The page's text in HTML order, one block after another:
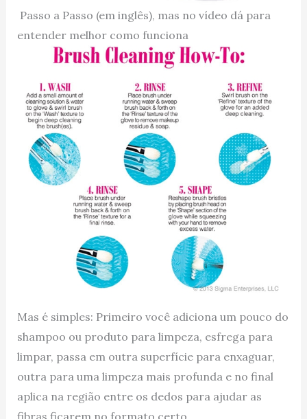
Passo a Passo (em inglês), mas no vídeo dá para
entender melhor como funciona
Mas é simples: Primeiro você adiciona um pouco do
shampoo ou produto para limpeza, esfrega para
limpar, passa em outra superfície para enxaguar,
outra para uma limpeza mais profunda e no final
aplica na região entre os dedos para ajudar as
fibras ficarem no formato certo.